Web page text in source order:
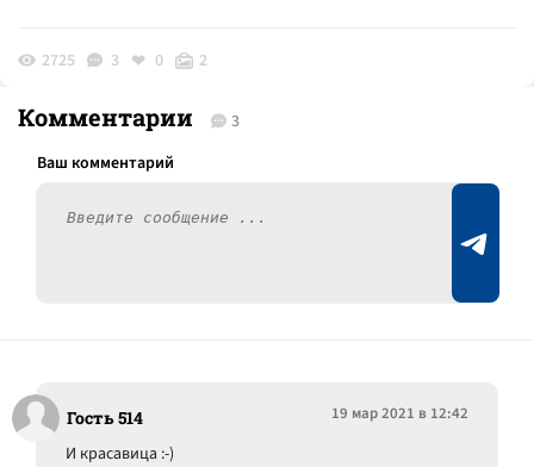
2725 3 0 2
Комментарии 3
Гость 514 19 мар 2021 в 12:42
И красавица :-)